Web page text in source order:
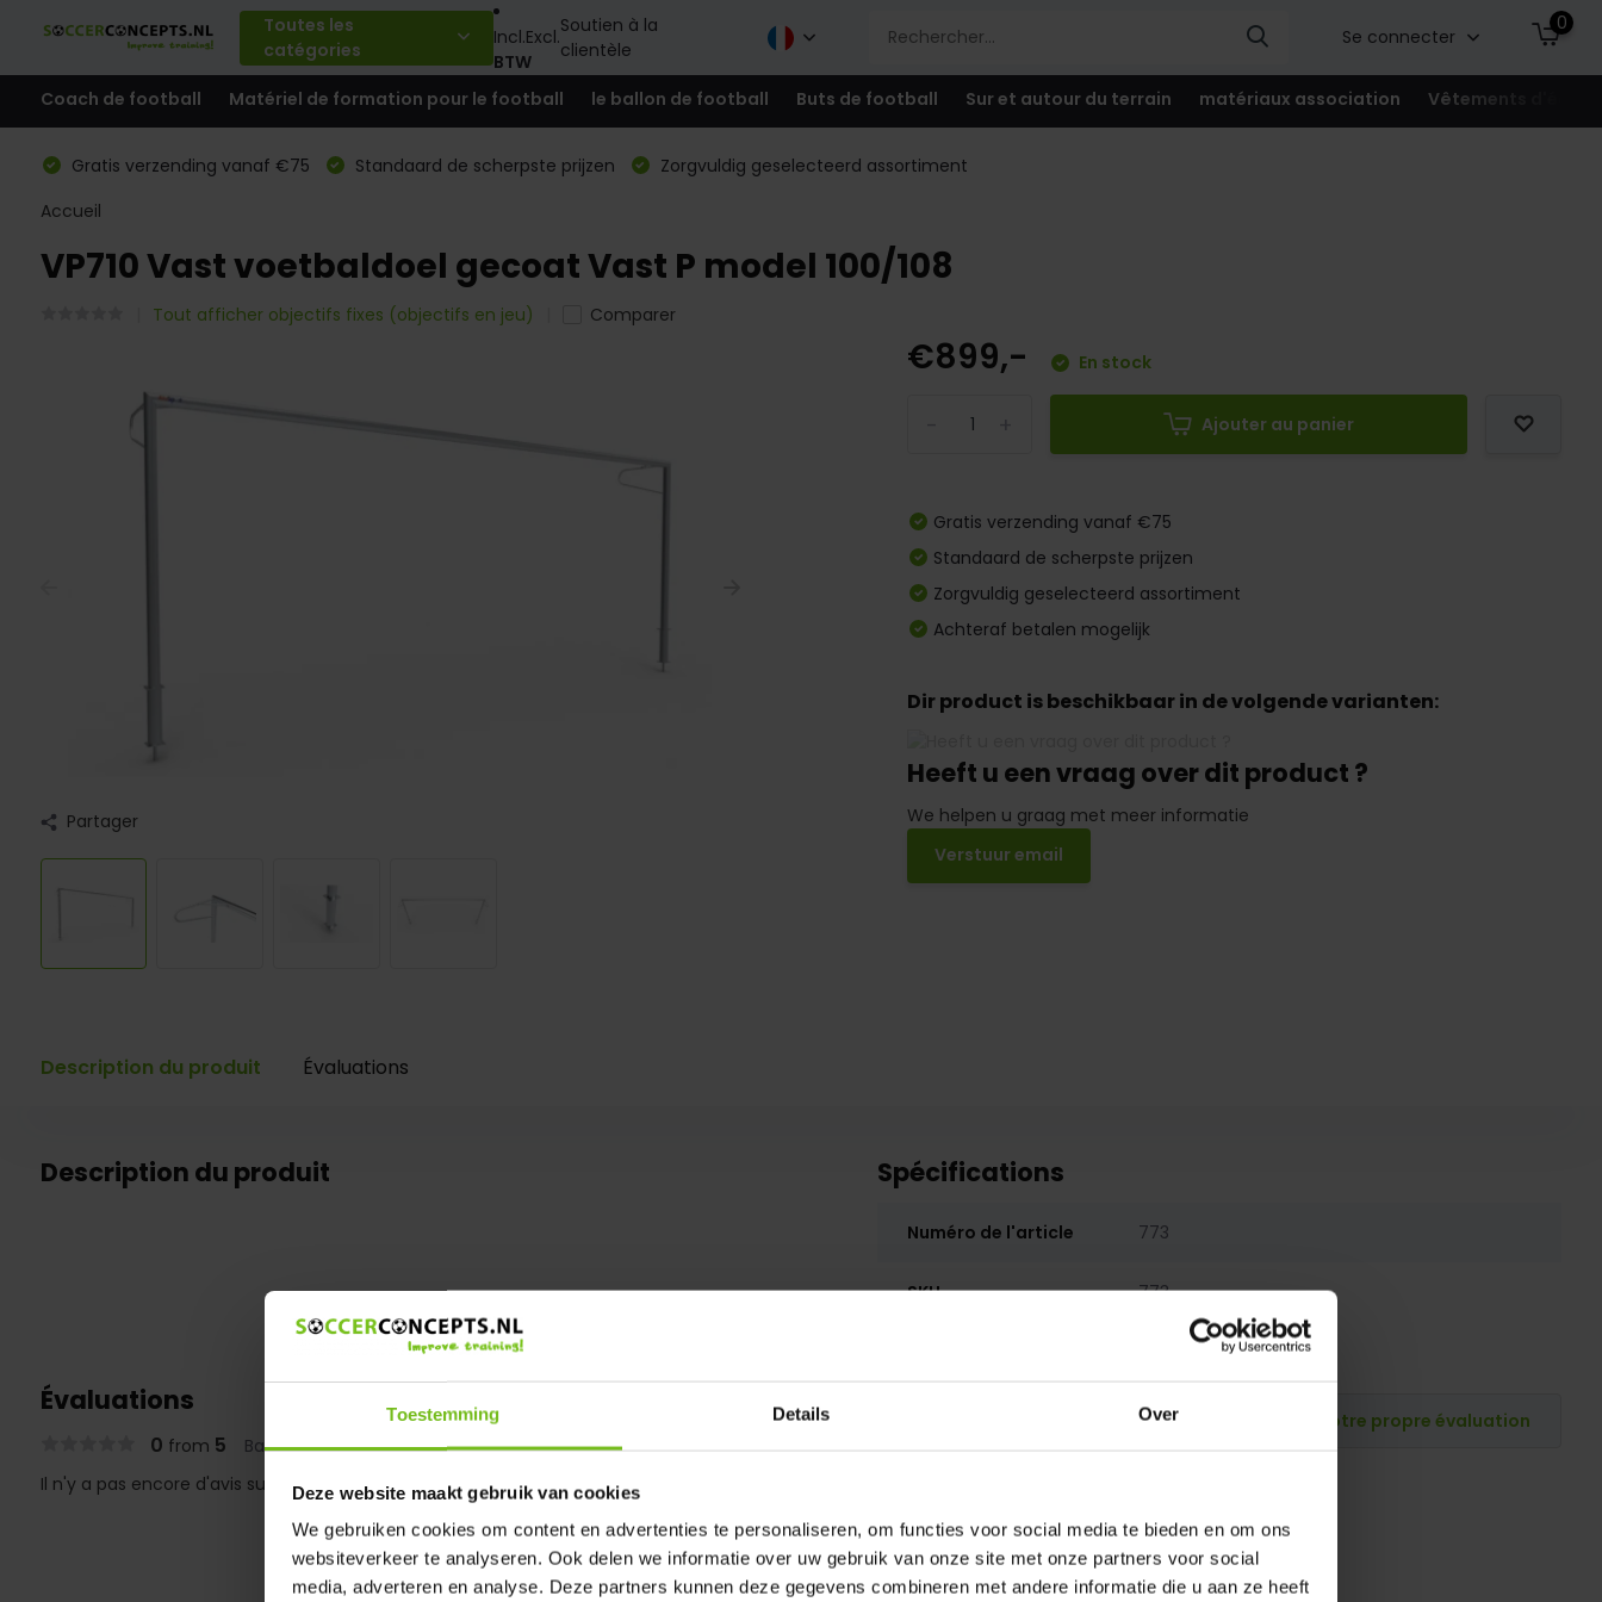
Toestemming Details Over
Deze website maakt gebruik van cookies
We gebruiken cookies om content en advertenties te personaliseren, om functies voor social media te bieden en om ons
websiteverkeer te analyseren. Ook delen we informatie over uw gebruik van onze site met onze partners voor social
media, adverteren en analyse. Deze partners kunnen deze gegevens combineren met andere informatie die u aan ze heeft
Toutes les
catégories
Incl.Excl.
BTW
Soutien à la
clientèle
Se connecter
0
Coach de football Matériel de formation pour le football le ballon de football Buts de football Sur et autour du terrain matériaux association Vêtements
Gratis verzending vanaf €75 Standaard de scherpste prijzen
Zorgvuldig geselecteerd assortiment
Accueil
VP710 Vast voetbaldoel gecoat Vast P model 100/108
Tout afficher objectifs fixes (objectifs en jeu) Comparer
Partager
€899,- En stock
Ajouter au panier
Gratis verzending vanaf €75
Standaard de scherpste prijzen
Zorgvuldig geselecteerd assortiment
Achteraf betalen mogelijk
Dir product is beschikbaar in de volgende varianten:
Heeft u een vraag over dit product ?
We helpen u graag met meer informatie
Verstuur email
Description du produit Évaluations
Description du produit Spécifications
Numéro de l'article 773
SKU 773
Évaluations
0 from 5 Based on 0 reviews
Publiez votre propre évaluation
Il n'y a pas encore d'avis sur ce produit..